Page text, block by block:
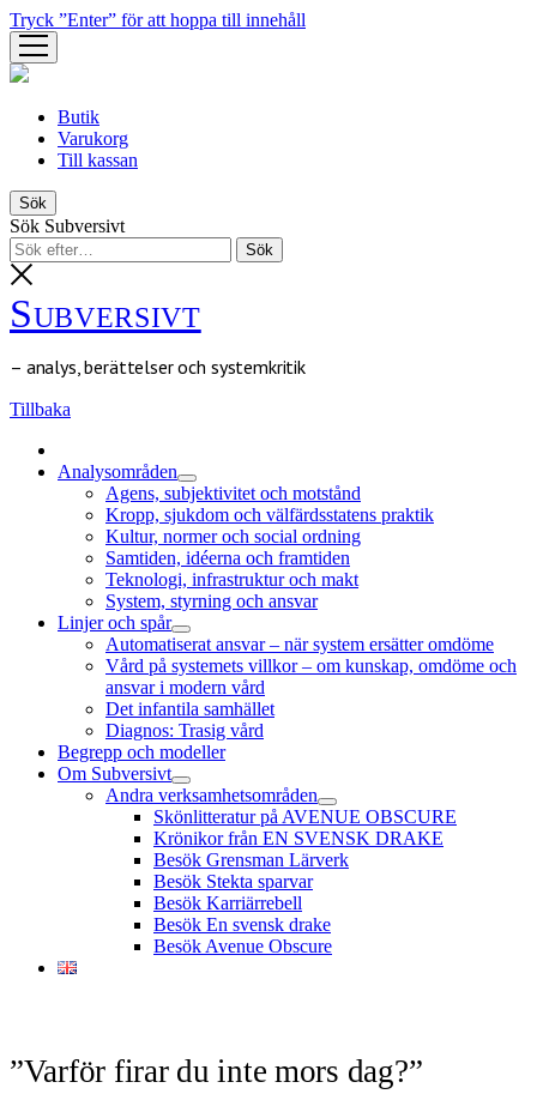
Tryck ”Enter” för att hoppa till innehåll
öppna
meny
Butik
Varukorg
Till kassan
Sök
Sök Subversivt
Subversivt
– analys, berättelser och systemkritik
Tillbaka
Analysområden
öppna
meny
Agens, subjektivitet och motstånd
Kropp, sjukdom och välfärdsstatens praktik
Kultur, normer och social ordning
Samtiden, idéerna och framtiden
Teknologi, infrastruktur och makt
System, styrning och ansvar
Linjer och spår
öppna
meny
Automatiserat ansvar – när system ersätter omdöme
Vård på systemets villkor – om kunskap, omdöme och
ansvar i modern vård
Det infantila samhället
Diagnos: Trasig vård
Begrepp och modeller
Om Subversivt
öppna
meny
Andra verksamhetsområden
öppna
meny
Skönlitteratur på AVENUE OBSCURE
Krönikor från EN SVENSK DRAKE
Besök Grensman Lärverk
Besök Stekta sparvar
Besök Karriärrebell
Besök En svensk drake
Besök Avenue Obscure
”Varför firar du inte mors dag?”